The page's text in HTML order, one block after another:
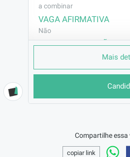
a combinar
VAGA AFIRMATIVA
Não
RAMO DE ATUAÇÃO
BENEFÍCIOS
Conheça os seus Benefícios:
Salário compatível com o
Transporte fretado
Jornada de Trabalho:
Mais
Compartilhe essa
copiar link